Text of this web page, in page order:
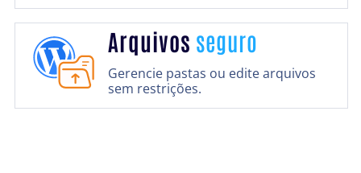
Arquivos seguro
Gerencie pastas ou edite arquivos
sem restrições.